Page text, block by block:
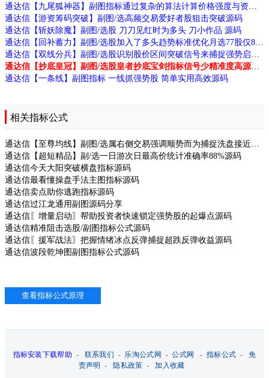
通达信【游资筹码突破】副图/选高频交易爱好者股狙击突破源码
通达信【斩妖除魔】副图/选股 刀刀见红时为多头 刀小作品 源码
通达信【一条线】副图指标 一线抓强势股 简单实用高效源码
相关指标公式
通达信【超短精品】副/选一日游次日最高价统计准确率88%源码
通达信今天大阳突破横盘指标源码
通达信最看懂操盘手法主图指标源码
通达信卖点助你逃跑指标源码
通达信过江龙通用副图源码分享
通达信〖增量启动〗帮助投资者快速锁定强势股的起爆点源码
通达信精准阻击选股/副图指标公式源码
通达信〖援军战法〗把握情绪冰点反弹捕捉超跌反弹收益源码
通达信波段乾坤图副图指标公式源码
指标安装下载帮助 - 联系我们 - 乐淘公式网 -公式网 -指标公式 -免
责声明 -隐私政策 -加入收藏